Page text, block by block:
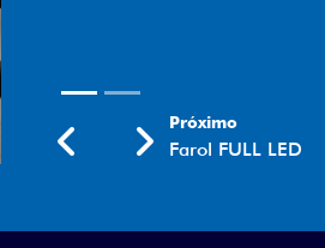
Rodas aro 18"